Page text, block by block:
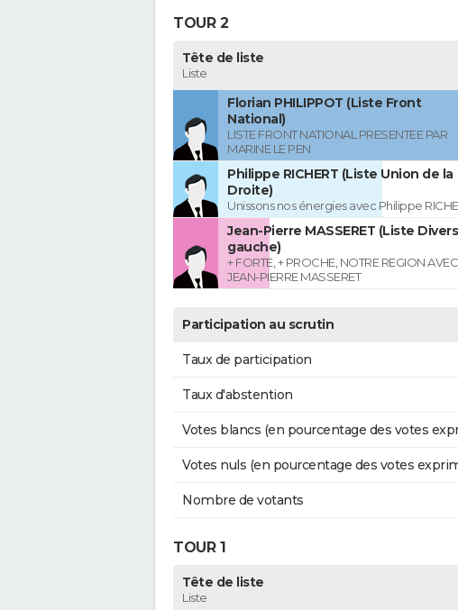
TOUR 2
Tête de liste
Liste
Florian PHILIPPOT (Liste Front
National)
LISTE FRONT NATIONAL PRESENTEE PAR
MARINE LE PEN
Philippe RICHERT (Liste Union de la
Droite)
Unissons nos énergies avec Philippe
Jean-Pierre MASSERET (Liste Divers
gauche)
+ FORTE, + PROCHE, NOTRE REGION AVEC
JEAN-PIERRE MASSERET
Participation au scrutin
Taux de participation
Taux d'abstention
Votes blancs (en pourcentage des votes
Votes nuls (en pourcentage des votes
Nombre de votants
TOUR 1
Tête de liste
Liste